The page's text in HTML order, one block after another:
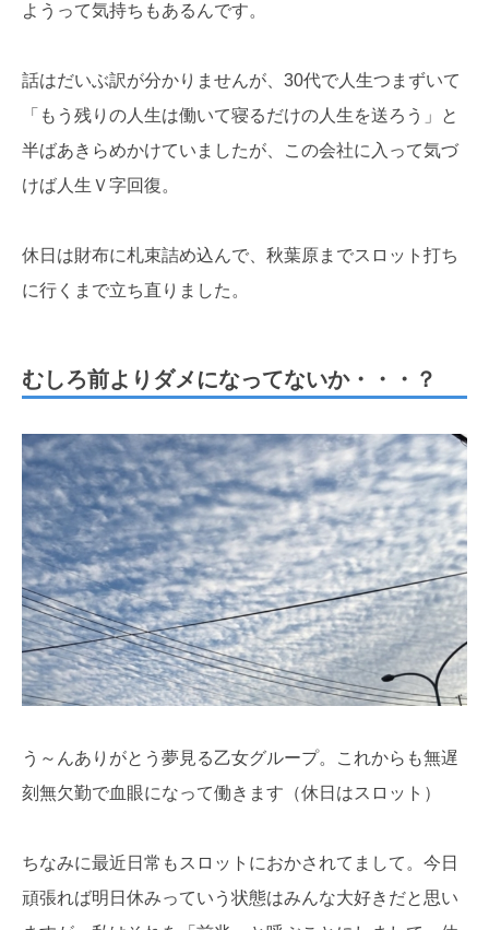
ようって気持ちもあるんです。
話はだいぶ訳が分かりませんが、30代で人生つまずいて
「もう残りの人生は働いて寝るだけの人生を送ろう」と
半ばあきらめかけていましたが、この会社に入って気づ
けば人生Ｖ字回復。
休日は財布に札束詰め込んで、秋葉原までスロット打ち
に行くまで立ち直りました。
むしろ前よりダメになってないか・・・？
う～んありがとう夢見る乙女グループ。これからも無遅
刻無欠勤で血眼になって働きます（休日はスロット）
ちなみに最近日常もスロットにおかされてまして。今日
頑張れば明日休みっていう状態はみんな大好きだと思い